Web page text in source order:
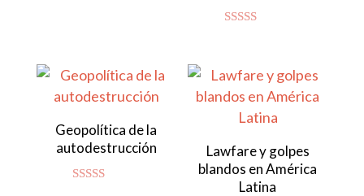
Geopolítica de la
autodestrucción
Lawfare y golpes
blandos en América
Latina